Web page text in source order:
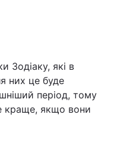
Зодіаку, які в
них це буде
період, тому
краще, якщо вони